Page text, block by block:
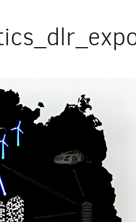
de
| en